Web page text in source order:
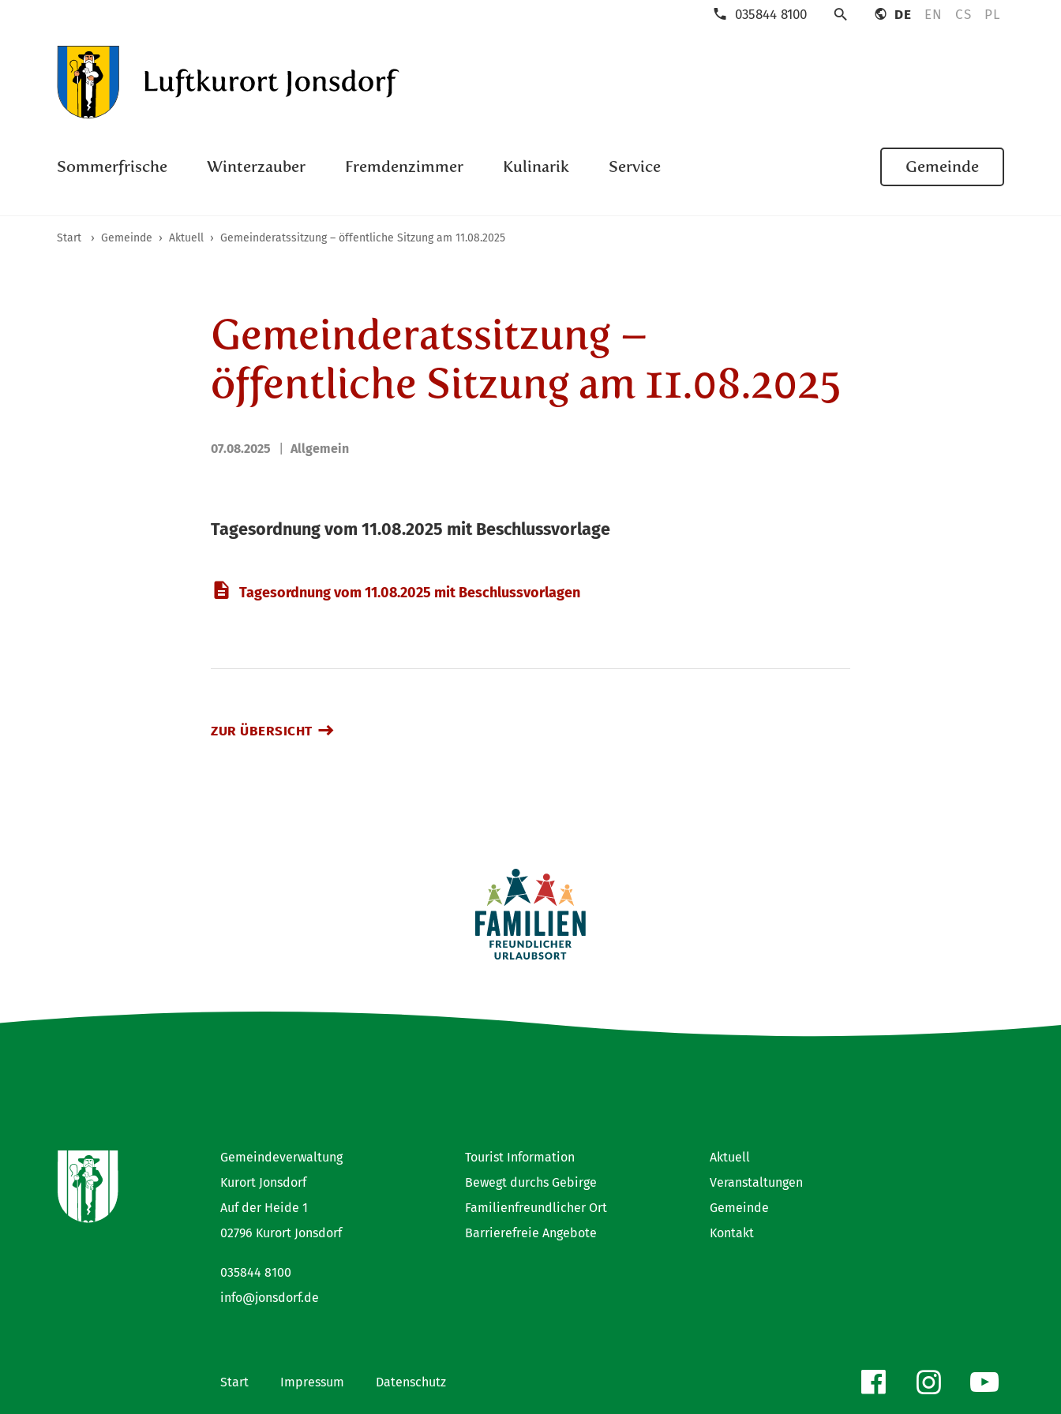
035844 8100 DE EN CS PL
Sommerfrische Winterzauber Fremdenzimmer Kulinarik Service Gemeinde
Start › Gemeinde › Aktuell › Gemeinderatssitzung – öffentliche Sitzung am 11.08.2025
Gemeinderatssitzung –
öffentliche Sitzung am 11.08.2025
07.08.2025 Allgemein
Tagesordnung vom 11.08.2025 mit Beschlussvorlage
Tagesordnung vom 11.08.2025 mit Beschlussvorlagen
ZUR ÜBERSICHT
Gemeindeverwaltung
Kurort Jonsdorf
Auf der Heide 1
02796 Kurort Jonsdorf
035844 8100
info@jonsdorf.de
Tourist Information
Bewegt durchs Gebirge
Familienfreundlicher Ort
Barrierefreie Angebote
Aktuell
Veranstaltungen
Gemeinde
Kontakt
Start Impressum Datenschutz Facebook